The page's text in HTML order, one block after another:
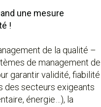
une mesure
!
de la qualité –
de management de
garantir validité, fiabilité
des secteurs exigeants
énergie…), la